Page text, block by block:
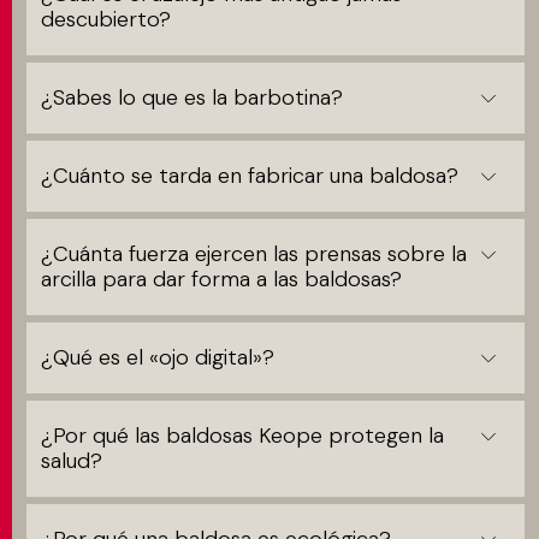
descubierto?
¿Sabes lo que es la barbotina?
¿Cuánto se tarda en fabricar una baldosa?
¿Cuánta fuerza ejercen las prensas sobre la
arcilla para dar forma a las baldosas?
¿Qué es el «ojo digital»?
¿Por qué las baldosas Keope protegen la
salud?